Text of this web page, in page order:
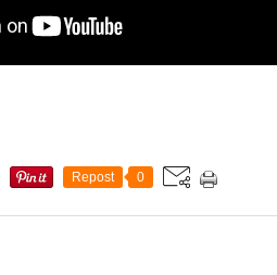
Repost 0